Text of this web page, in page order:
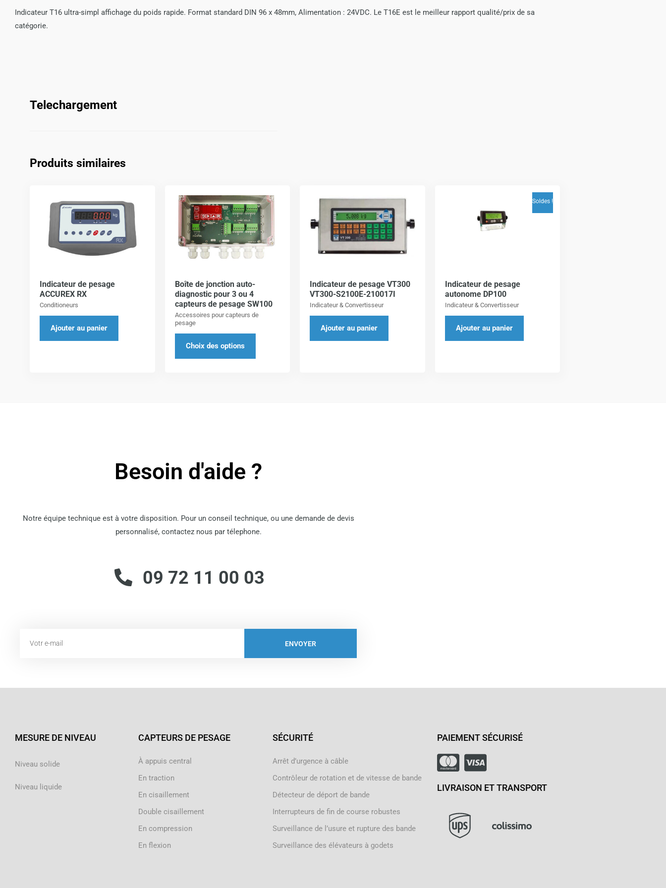
Indicateur T16 ultra-simpl affichage du poids rapide. Format standard DIN 96 x 48mm, Alimentation : 24VDC. Le T16E est le meilleur rapport qualité/prix de sa
catégorie.
Telechargement
Produits similaires
Indicateur de pesage
ACCUREX RX
Conditioneurs
Ajouter au panier
Boîte de jonction auto-
diagnostic pour 3 ou 4
capteurs de pesage SW100
Accessoires pour capteurs de
pesage
Choix des options
produit
plusieurs
variations.
Les
peuvent
choisies
Indicateur de pesage VT300
VT300-S2100E-210017I
Indicateur & Convertisseur
Ajouter au panier
Soldes !
Indicateur de pesage
autonome DP100
Indicateur & Convertisseur
Ajouter au panier
Besoin d'aide ?
Notre équipe technique est à votre disposition. Pour un conseil technique, ou une demande de devis
personnalisé, contactez nous par télephone.
09 72 11 00 03
ENVOYER
MESURE DE NIVEAU
Niveau solide
Niveau liquide
CAPTEURS DE PESAGE
À appuis central
En traction
En cisaillement
Double cisaillement
En compression
En flexion
SÉCURITÉ
Arrêt d’urgence à câble
Contrôleur de rotation et de vitesse de bande
Détecteur de déport de bande
Interrupteurs de fin de course robustes
Surveillance de l’usure et rupture des bande
Surveillance des élévateurs à godets
PAIEMENT SÉCURISÉ
LIVRAISON ET TRANSPORT